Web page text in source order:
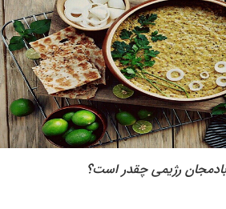
رژیمی چقدر است؟